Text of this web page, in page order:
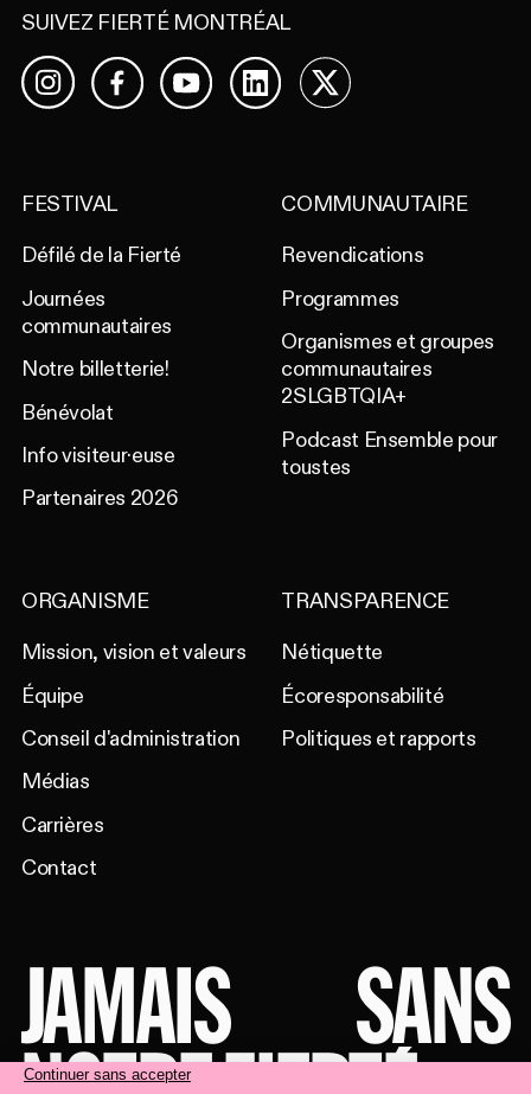
SUIVEZ FIERTÉ MONTRÉAL
InstagramFacebookYouTubeLinkedIn
X
FESTIVAL
Défilé de la Fierté
Journées
communautaires
Notre billetterie!
Bénévolat
Info visiteur·euse
Partenaires 2026
COMMUNAUTAIRE
Revendications
Programmes
Organismes et groupes
communautaires
2SLGBTQIA+
Podcast Ensemble pour
toustes
ORGANISME
Mission, vision et valeurs
Équipe
Conseil d'administration
Médias
Carrières
Contact
TRANSPARENCE
Nétiquette
Écoresponsabilité
Politiques et rapports
JAMAIS SANS